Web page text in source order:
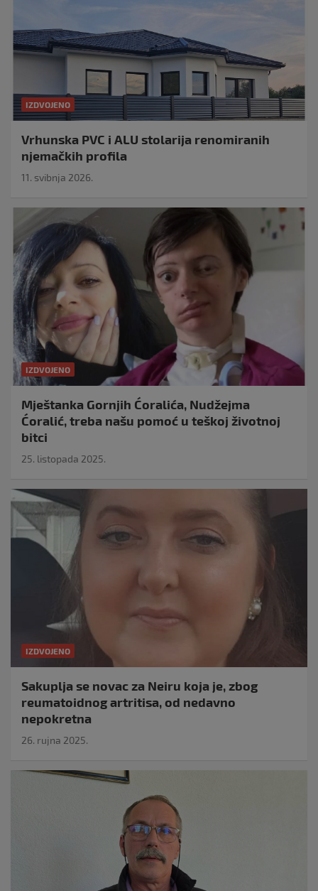
IZDVOJENO
Vrhunska PVC i ALU stolarija renomiranih
njemačkih profila
11. svibnja 2026.
IZDVOJENO
Mještanka Gornjih Ćoralića, Nudžejma
Ćoralić, treba našu pomoć u teškoj životnoj
bitci
25. listopada 2025.
IZDVOJENO
Sakuplja se novac za Neiru koja je, zbog
reumatoidnog artritisa, od nedavno
nepokretna
26. rujna 2025.